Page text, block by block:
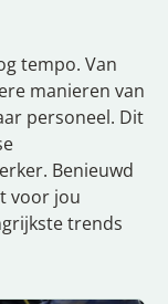
tempo. Van
manieren van
personeel. Dit
Benieuwd
voor jou
trends